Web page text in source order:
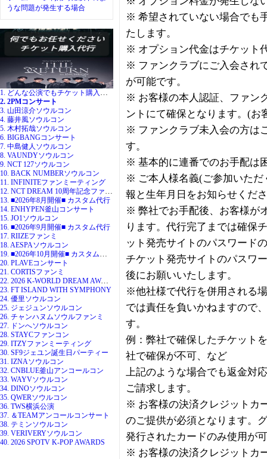
うな問題が発生する場合
1. どんな公演でもチケット購入代行
2. 2PMコンサート
3. 山田涼介ソウルコン
4. 藤井風ソウルコン
5. 木村拓哉ソウルコン
6. BIGBANGコンサート
7. 中島健人ソウルコン
8. VAUNDYソウルコン
9. NCT 127ソウルコン
10. BACK NUMBERソウルコン
11. INFINITEファンミーティング
12. NCT DREAM 10周年記念ファンミ
13. ■2026年8月開催■ カスタム代行
14. ENHYPEN釜山コンサート
15. JO1ソウルコン
16. ■2026年9月開催■ カスタム代行
17. RIIZEファンミ
18. AESPAソウルコン
19. ■2026年10月開催■ カスタム代行
20. PLAVEコンサート
21. CORTISファンミ
22. 2026 K-WORLD DREAM AWARDS
23. FT ISLAND WITH SYMPHONY
24. 優里ソウルコン
25. ジェジュンソウルコン
26. チャンハヌムソウルファンミ
27. ドンへソウルコン
28. STAYCファンコン
29. ITZYファンミーティング
30. SF9ジェユン誕生日パーティー
31. IZNAソウルコン
32. CNBLUE釜山アンコールコン
33. WAYVソウルコン
34. DINOソウルコン
35. QWERソウルコン
36. TWS横浜公演
37. ＆TEAMアンコールコンサート
38. テミンソウルコン
39. VERIVERYソウルコン
40. 2026 SPOTV K-POP AWARDS
※ 希望されていない場合でも
たします。
※ オプション代金はチケット
※ ファンクラブにご入会され
が可能です。
※ お客様の本人認証、ファン
ントにて確保となります。(お
※ ファンクラブ未入会の方は
す。
※ 基本的に連番でのお手配は
※ ご本人様名義(ご参加いただ
報と生年月日をお知らせくだ
※ 弊社でお手配後、お客様が
ります。代行完了までは確保
ット発売サイトのパスワード
チケット発売サイトのパスワ
後にお願いいたします。
※他社様で代行を併用される
では責任を負いかねますので
す。
例：弊社で確保したチケット
社で確保が不可、など
上記のような場合でも返金対
ご請求します。
※ お客様の決済クレジットカ
のご提供が必須となります。
発行されたカードのみ使用が
※ お客様の決済クレジットカ